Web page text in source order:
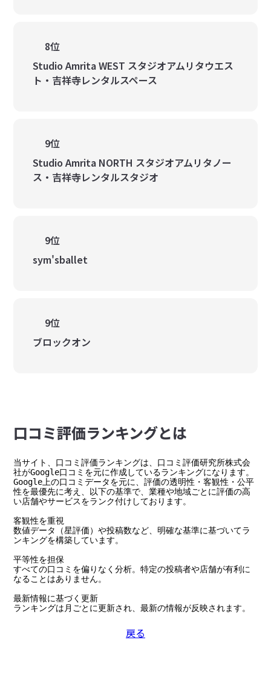
8位
Studio Amrita WEST スタジオアムリタウエス
ト・吉祥寺レンタルスペース
9位
Studio Amrita NORTH スタジオアムリタノー
ス・吉祥寺レンタルスタジオ
9位
sym'sballet
9位
ブロックオン
⼝コミ評価ランキングとは
当サイト、口コミ評価ランキングは、口コミ評価研究所株式会
社がGoogle口コミを元に作成しているランキングになります。
Google上の口コミデータを元に、評価の透明性・客観性・公平
性を最優先に考え、以下の基準で、業種や地域ごとに評価の高
い店舗やサービスをランク付けしております。
客観性を重視
数値データ（星評価）や投稿数など、明確な基準に基づいてラ
ンキングを構築しています。
平等性を担保
すべての口コミを偏りなく分析。特定の投稿者や店舗が有利に
なることはありません。
最新情報に基づく更新
ランキングは月ごとに更新され、最新の情報が反映されます。
戻る